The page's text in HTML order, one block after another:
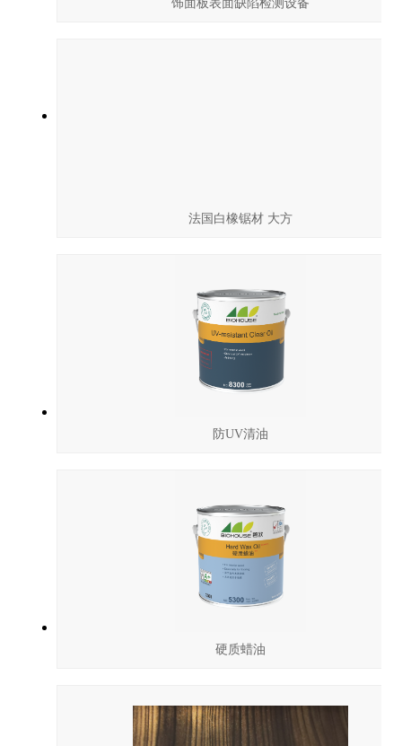
饰面板表面缺陷检测设备
法国白橡锯材 大方
防UV清油
硬质蜡油